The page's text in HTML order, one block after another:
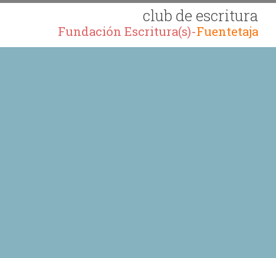
club de escritura
Fundación Escritura(s)-Fuentetaja